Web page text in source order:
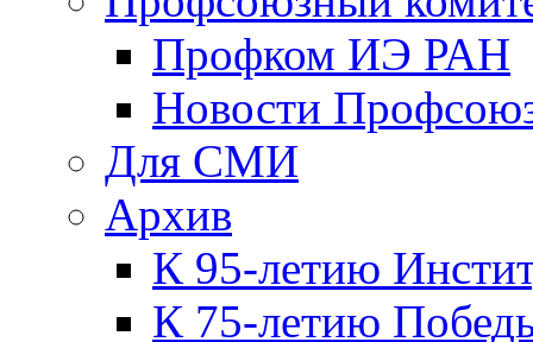
Профком ИЭ РАН
Новости
Для СМИ
Архив
К 95-летию
К 75-летию